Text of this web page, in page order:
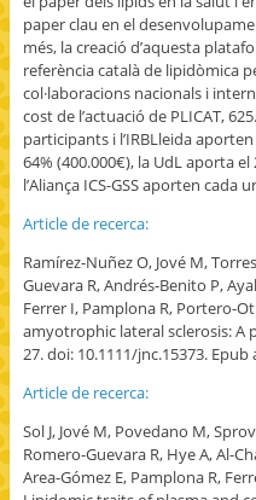
paper clau en el
més, la creació d’aquesta
referència català de lipidòmica
col·laboracions nacionals i
cost de l’actuació de PLICAT,
participants i l’IRBLleida
64% (400.000€), la UdL aporta
l’Aliança ICS-GSS aporten cada
Article de recerca:
Ramírez-Nuñez O, Jové M,
Guevara R, Andrés-Benito P,
Ferrer I, Pamplona R, Portero-
amyotrophic lateral sclerosis: A
27. doi: 10.1111/jnc.15373.
Article de recerca:
Sol J, Jové M, Povedano M,
Romero-Guevara R, Hye A, Al-
Area-Gómez E, Pamplona R,